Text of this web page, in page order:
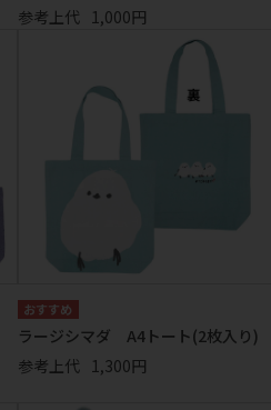
参考上代 1,000円
ラージシマダ A4トート(2枚入り)
参考上代
1,300円